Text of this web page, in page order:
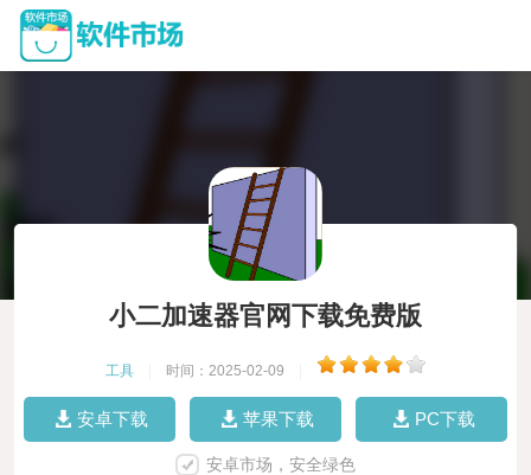
小二加速器官网下载免费版
工具 时间：2025-02-09
安卓下载 苹果下载 PC下载
安卓市场，安全绿色